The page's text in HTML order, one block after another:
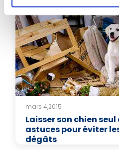
mars 4,2015
Laisser son chien
astuces pour éviter
dégâts